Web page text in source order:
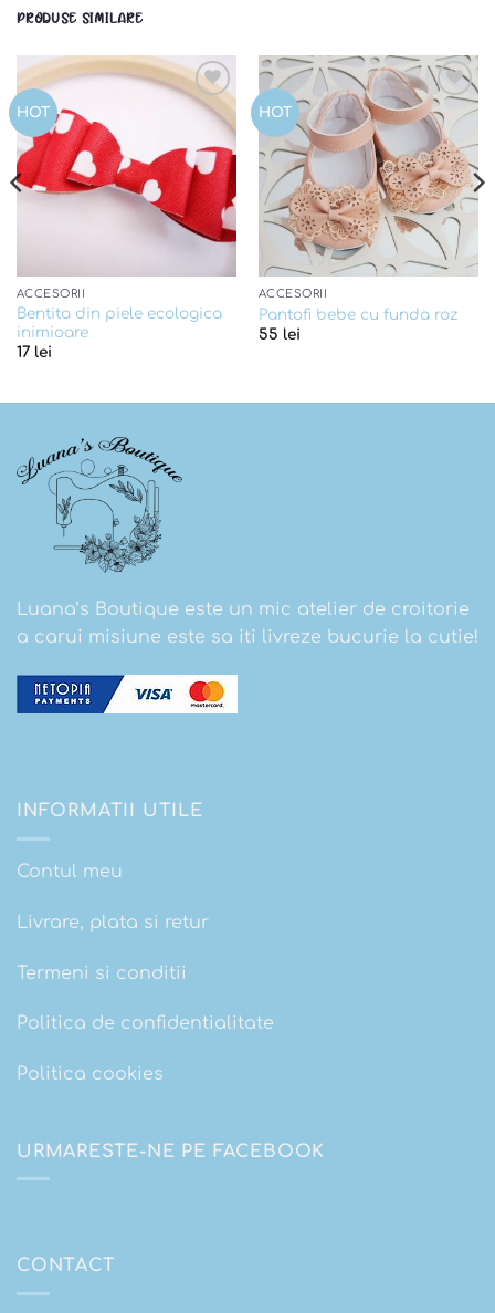
PRODUSE SIMILARE
HOT
Add to
wishlist
ACCESORII
Bentita din piele ecologica
inimioare
17 lei
HOT
Add to
wishlist
ACCESORII
Pantofi bebe cu funda roz
55 lei
Luana’s Boutique este un mic atelier de croitorie
a carui misiune este sa iti livreze bucurie la cutie!
INFORMATII UTILE
Contul meu
Livrare, plata si retur
Termeni si conditii
Politica de confidentialitate
Politica cookies
URMARESTE-NE PE FACEBOOK
CONTACT